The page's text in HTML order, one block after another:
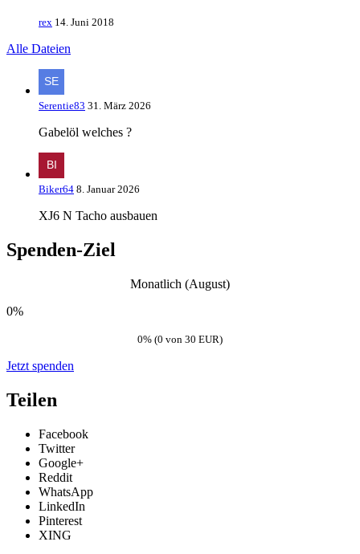
rex 14. Juni 2018
Alle Dateien
Serentie83 31. März 2026
Gabelöl welches ?
Biker64 8. Januar 2026
XJ6 N Tacho ausbauen
Spenden-Ziel
Monatlich (August)
0%
0% (0 von 30 EUR)
Jetzt spenden
Teilen
Facebook
Twitter
Google+
Reddit
WhatsApp
LinkedIn
Pinterest
XING